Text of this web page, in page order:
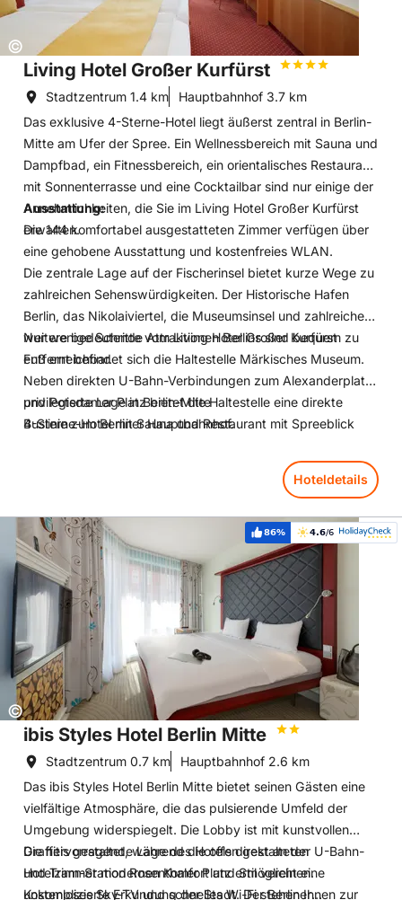
Copyright:
©
Living Hotel Großer Kurfürst
Stadtzentrum 1.4 km Hauptbahnhof 3.7 km
Das exklusive 4-Sterne-Hotel liegt äußerst zentral in Berlin-
Mitte am Ufer der Spree. Ein Wellnessbereich mit Sauna und
Dampfbad, ein Fitnessbereich, ein orientalisches Restaurant
mit Sonnenterrasse und eine Cocktailbar sind nur einige der
Annehmlichkeiten, die Sie im Living Hotel Großer Kurfürst
erwarten.
Ausstattung:
Die 144 komfortabel ausgestatteten Zimmer verfügen über
eine gehobene Ausstattung und kostenfreies WLAN.
Die zentrale Lage auf der Fischerinsel bietet kurze Wege zu
zahlreichen Sehenswürdigkeiten. Der Historische Hafen
Berlin, das Nikolaiviertel, die Museumsinsel und zahlreiche
weitere bedeutende Attraktionen Berlins sind bequem zu
Fuß erreichbar.
Nur wenige Schritte vom Living Hotel Großer Kurfürst
entfernt befindet sich die Haltestelle Märkisches Museum.
Neben direkten U-Bahn-Verbindungen zum Alexanderplatz
und Potsdamer Platz bietet die Haltestelle eine direkte
Buslinie zum Berliner Hauptbahnhof.
privilegierte Lage in Berlin-Mitte
4-Sterne-Hotel mit Sauna und Restaurant mit Spreeblick
Hoteldetails
Copyright:
©
Weiterempfehlung:
86% Bewertung:
4.6/6
ibis Styles Hotel Berlin Mitte
Stadtzentrum 0.7 km Hauptbahnhof 2.6 km
Das ibis Styles Hotel Berlin Mitte bietet seinen Gästen eine
vielfältige Atmosphäre, die das pulsierende Umfeld der
Umgebung widerspiegelt. Die Lobby ist mit kunstvollen
Graffitis gestaltet, während die offen gestalteten
Hotelzimmer modernen Komfort und Stil vereinen.
Kostenloses Sky-TV und schnelles Wi-Fi stehen Ihnen zur
Die hervorragende Lage des Hotels direkt an der U-Bahn-
und Tram-Station Rosenthaler Platz ermöglicht eine
unkomplizierte Erkundung der Stadt. Der Berliner
Hoteldetails: ibis Styles Hotel Berlin Mitte